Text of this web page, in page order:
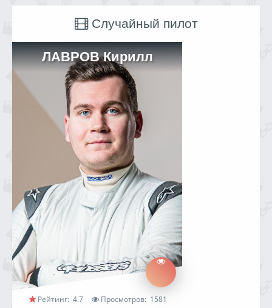
Случайный пилот
ЛАВРОВ Кирилл
Рейтинг: 4.7 Просмотров: 1581